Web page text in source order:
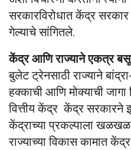
सरकारविरोधात केंद्र
गेल्याचे सांगितले.
केंद्र आणि राज्याने एकत्र
बुलेट ट्रेनसाठी राज्याने
हक्काची आणि मोक्याची
वित्तीय केंद्र केंद्र सरकारने
केंद्राच्या प्रकल्पाला खळखळ
राज्याच्या विकास कामात